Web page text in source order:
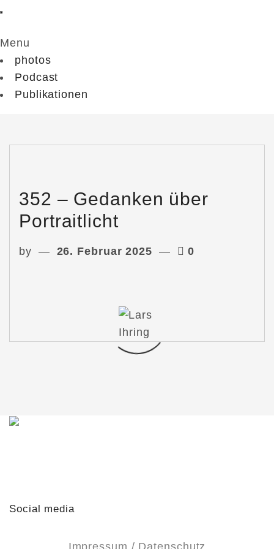
Menu
photos
Podcast
Publikationen
352 – Gedanken über
Portraitlicht
by 26. Februar 2025 0
Social media